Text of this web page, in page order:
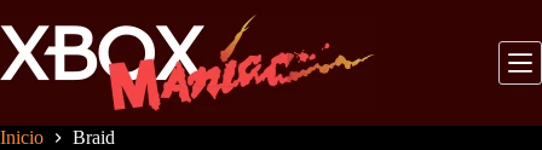
al
contenido
Inicio Braid